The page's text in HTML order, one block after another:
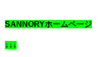
SANNORYホームページ
↓↓↓